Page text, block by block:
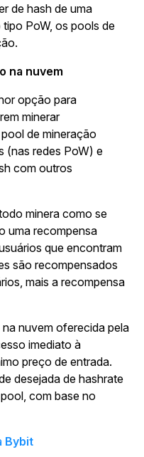
de hash de uma
PoW, os pools de
na nuvem
opção para
minerar
de mineração
(nas redes PoW) e
com outros
minera como se
uma recompensa
que encontram
são recompensados
mais a recompensa
nuvem oferecida pela
imediato à
preço de entrada.
desejada de hashrate
com base no
Bybit